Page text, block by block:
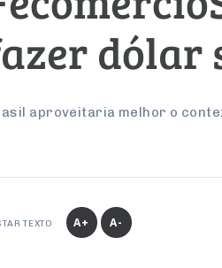
dólar
aproveitaria melhor o
TEXTO A+ A-